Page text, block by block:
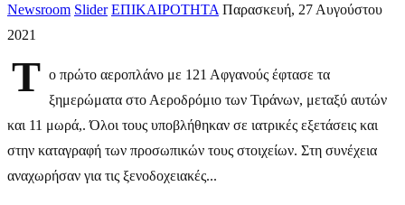
Newsroom Slider ΕΠΙΚΑΙΡΟΤΗΤΑ Παρασκευή, 27 Αυγούστου
2021
Τ ο πρώτο αεροπλάνο με 121 Αφγανούς έφτασε τα
ξημερώματα στο Αεροδρόμιο των Τιράνων, μεταξύ αυτών
και 11 μωρά,. Όλοι τους υποβλήθηκαν σε ιατρικές εξετάσεις και
στην καταγραφή των προσωπικών τους στοιχείων. Στη συνέχεια
αναχωρήσαν για τις ξενοδοχειακές...